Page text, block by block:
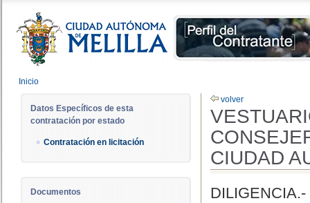
Inicio
Datos Específicos de esta
contratación por estado
Contratación en licitación
Documentos
volver
CIUDAD